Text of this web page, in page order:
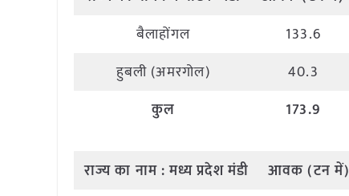
बैलाहोंगल
133.6
हुबली (अमरगोल)
40.3
कुल
173.9
राज्यका नाम:मध्यप्रदेशमंडी आवक(टनमें)